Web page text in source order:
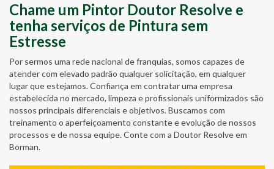
Chame um Pintor Doutor Resolve e
tenha serviços de Pintura sem
Estresse
Por sermos uma rede nacional de franquias, somos capazes de
atender com elevado padrão qualquer solicitação, em qualquer
lugar que estejamos. Confiança em contratar uma empresa
estabelecida no mercado, limpeza e profissionais uniformizados são
nossos principais diferenciais e objetivos. Buscamos com
treinamento o aperfeiçoamento constante e evolução de nossos
processos e de nossa equipe. Conte com a Doutor Resolve em
Borman.